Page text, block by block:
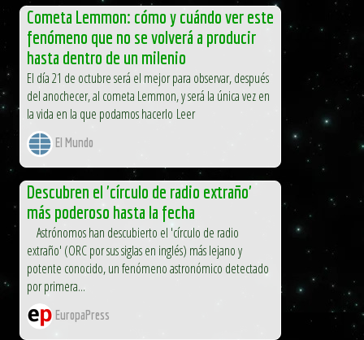
Cometa Lemmon: cómo y cuándo ver este
fenómeno que no se volverá a producir
hasta dentro de un milenio
El día 21 de octubre será el mejor para observar, después
del anochecer, al cometa Lemmon, y será la única vez en
la vida en la que podamos hacerlo Leer
El Mundo
Descubren el 'círculo de radio extraño'
más poderoso hasta la fecha
Astrónomos han descubierto el 'círculo de radio
extraño' (ORC por sus siglas en inglés) más lejano y
potente conocido, un fenómeno astronómico detectado
por primera...
EuropaPress